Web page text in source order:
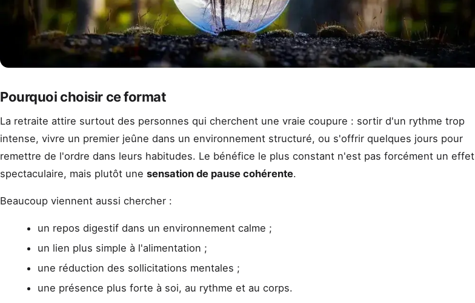
Pourquoi choisir ce format
La retraite attire surtout des personnes qui cherchent une vraie coupure : sortir d'un rythme trop
intense, vivre un premier jeûne dans un environnement structuré, ou s'offrir quelques jours pour
remettre de l'ordre dans leurs habitudes. Le bénéfice le plus constant n'est pas forcément un effet
spectaculaire, mais plutôt une sensation de pause cohérente.
Beaucoup viennent aussi chercher :
un repos digestif dans un environnement calme ;
un lien plus simple à l'alimentation ;
une réduction des sollicitations mentales ;
une présence plus forte à soi, au rythme et au corps.